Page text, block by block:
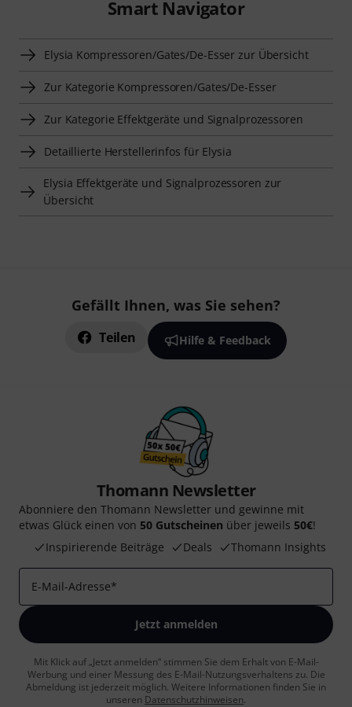
Smart Navigator
Elysia Kompressoren/Gates/De-Esser zur Übersicht
Zur Kategorie Kompressoren/Gates/De-Esser
Zur Kategorie Effektgeräte und Signalprozessoren
Detaillierte Herstellerinfos für Elysia
Elysia Effektgeräte und Signalprozessoren zur
Übersicht
Gefällt Ihnen, was Sie sehen?
Teilen Hilfe & Feedback
Thomann Newsletter
Abonniere den Thomann Newsletter und gewinne mit
etwas Glück einen von 50 Gutscheinen über jeweils 50€!
Inspirierende Beiträge
Deals Thomann Insights
E-Mail-Adresse*
Jetzt anmelden
Mit Klick auf „Jetzt anmelden“ stimmen Sie dem Erhalt von E-Mail-
Werbung und einer Messung des E-Mail-Nutzungsverhaltens zu. Die
Abmeldung ist jederzeit möglich. Weitere Informationen finden Sie in
unseren Datenschutzhinweisen.